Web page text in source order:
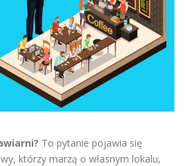
To pytanie pojawia się
którzy marzą o własnym lokalu,